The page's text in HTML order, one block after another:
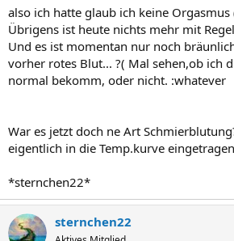
also ich hatte glaub ich keine
Übrigens ist heute nichts mehr mit
Und es ist momentan nur noch
vorher rotes Blut... ?( Mal sehen,ob ich
normal bekomm, oder nicht. :whatever
War es jetzt doch ne Art
eigentlich in die Temp.kurve
*sternchen22*
sternchen22